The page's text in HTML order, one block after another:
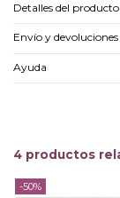
Detalles del producto
Envío y devoluciones
Ayuda
4 productos
-50%